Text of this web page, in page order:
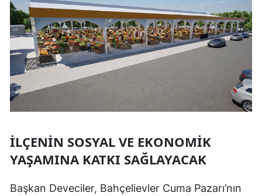
İLÇENIN SOSYAL VE EKONOMIK
YAŞAMINA KATKI SAĞLAYACAK
Başkan Deveciler, Bahçelievler Cuma Pazarı’nın